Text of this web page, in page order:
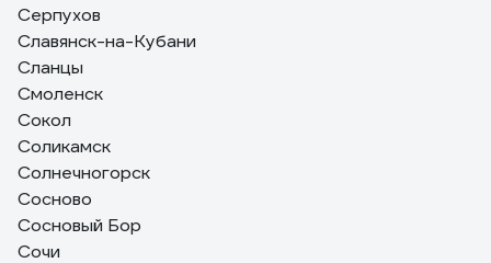
Серпухов
Славянск-на-Кубани
Сланцы
Смоленск
Сокол
Соликамск
Солнечногорск
Сосново
Сосновый Бор
Сочи